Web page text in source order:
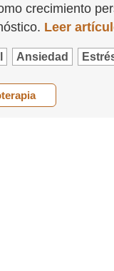
crecimiento
Leer
Ansiedad